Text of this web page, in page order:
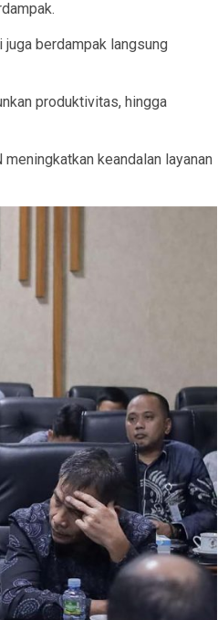
berdampak langsung
produktivitas, hingga
keandalan layanan